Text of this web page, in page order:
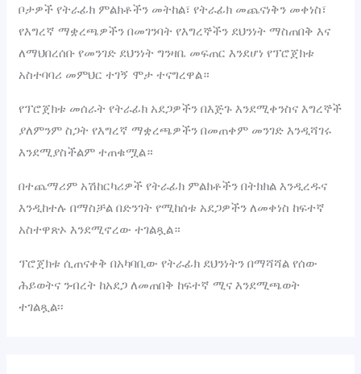
ቦታዎች የትራፊክ ምልክቶችን መትከል፣ የትራፊክ መጨናነቅን መቀነስ፣
የእግረኛ ማቋረጫዎችን በመገንባት የእግረኞችን ደህንነት ማስጠበቅ እና
ለማህበረሰቡ የመንገድ ደህንነት ግንዛቤ መፍጠር እንደሆነ የፕሮጀክቱ
አስተባባሪ መምህር ተገኝ ሞታ ተናግረዋል።
የፕሮጀክቱ መሰራት የትራፊክ አደጋዎችን በእጅጉ እንደሚቀንስና እግረኞች
ያለምንም ስጋት የእግረኛ ማቋረጫዎችን በመጠቀም መንገድ እንዲሻገሩ
እንደሚያስችልም ተጠቁሟል።
በተጨማሪም አሽከርካሪዎች የትራፊክ ምልክቶችን በትክክል እንዲረዱና
እንዲከተሉ በማስቻል በድንገት የሚከሰቱ አደጋዎችን ለመቀነስ ከፍተኛ
አስተዋጽኦ እንደሚኖረው ተገልጿል።
ፕሮጀክቱ ሲጠናቀቅ በአካባቢው የትራፊክ ደህንነትን በማሻሻል የሰው
ሕይወትና ንብረት ከአደጋ ለመጠበቅ ከፍተኛ ሚና እንደሚጫወት
ተገልጿል፡፡